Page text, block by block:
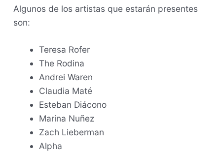
Algunos de los artistas que estarán presentes
son:
Teresa Rofer
The Rodina
Andrei Waren
Claudia Maté
Esteban Diácono
Marina Nuñez
Zach Lieberman
Alpha